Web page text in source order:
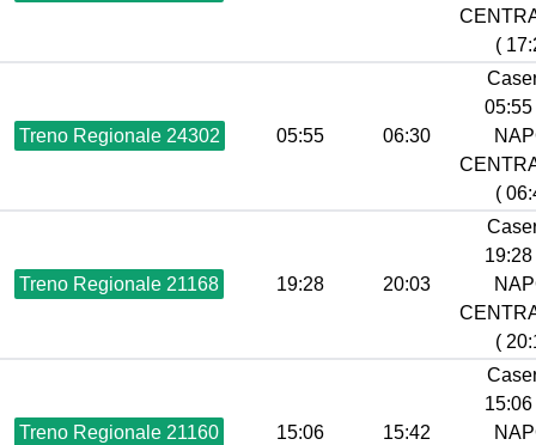
(
Treno Regionale 24302 05:55 06:30
05:55
(
Treno Regionale 21168 19:28 20:03
19:28
(
Treno Regionale 21160 15:06 15:42
15:06